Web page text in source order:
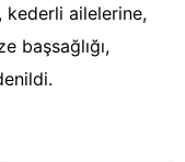
ailelerine,
başsağlığı,